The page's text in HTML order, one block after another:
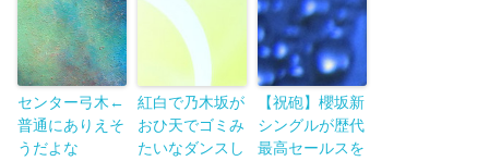
センター弓木←
普通にありえそ
うだよな
紅白で乃木坂が
おひ天でゴミみ
たいなダンスし
【祝砲】櫻坂新
シングルが歴代
最高セールスを